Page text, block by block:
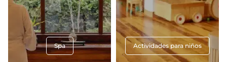
Spa Actividades para niños